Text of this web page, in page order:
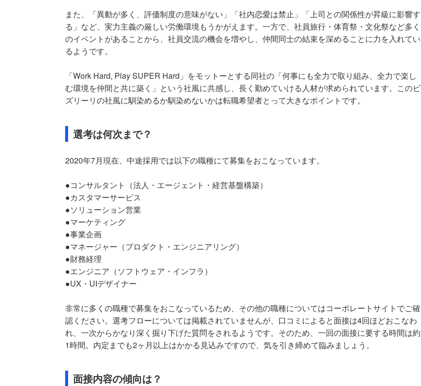
また、「異動が多く、評価制度の意味がない」「社内恋愛は禁止」「上司との関係性が昇級に影響す
る」など、実力主義の厳しい労働環境もうかがえます。一方で、社員旅行・体育祭・文化祭など多く
のイベントがあることから、社員交流の機会を増やし、仲間同士の結束を深めることに力を入れてい
るようです。
「Work Hard, Play SUPER Hard」をモットーとする同社の「何事にも全力で取り組み、全力で楽し
む環境を仲間と共に築く」という社風に共感し、長く勤めていける人材が求められています。このビ
ズリーリの社風に馴染めるか馴染めないかは転職希望者とって大きなポイントです。
選考は何次まで？
2020年7月現在、中途採用では以下の職種にて募集をおこなっています。
●コンサルタント（法人・エージェント・経営基盤構築）
●カスタマーサービス
●ソリューション営業
●マーケティング
●事業企画
●マネージャー（プロダクト・エンジニアリング）
●財務経理
●エンジニア（ソフトウェア・インフラ）
●UX・UIデザイナー
非常に多くの職種で募集をおこなっているため、その他の職種についてはコーポレートサイトでご確
認ください。選考フローについては掲載されていませんが、口コミによると面接は4回ほどおこなわ
れ、一次からかなり深く掘り下げた質問をされるようです。そのため、一回の面接に要する時間は約
1時間。内定までも2ヶ月以上はかかる見込みですので、気を引き締めて臨みましょう。
面接内容の傾向は？